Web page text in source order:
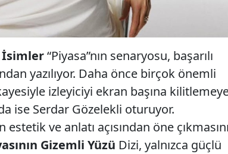
İsimler“Piyasa”nın senaryosu, başarılı
yazılıyor. Daha önce birçok önemli
izleyiciyi ekran başına
ise Serdar Gözelekli oturuyor.
ve anlatı açısından öne
Gizemli Yüzü Dizi, yalnızca güçlü